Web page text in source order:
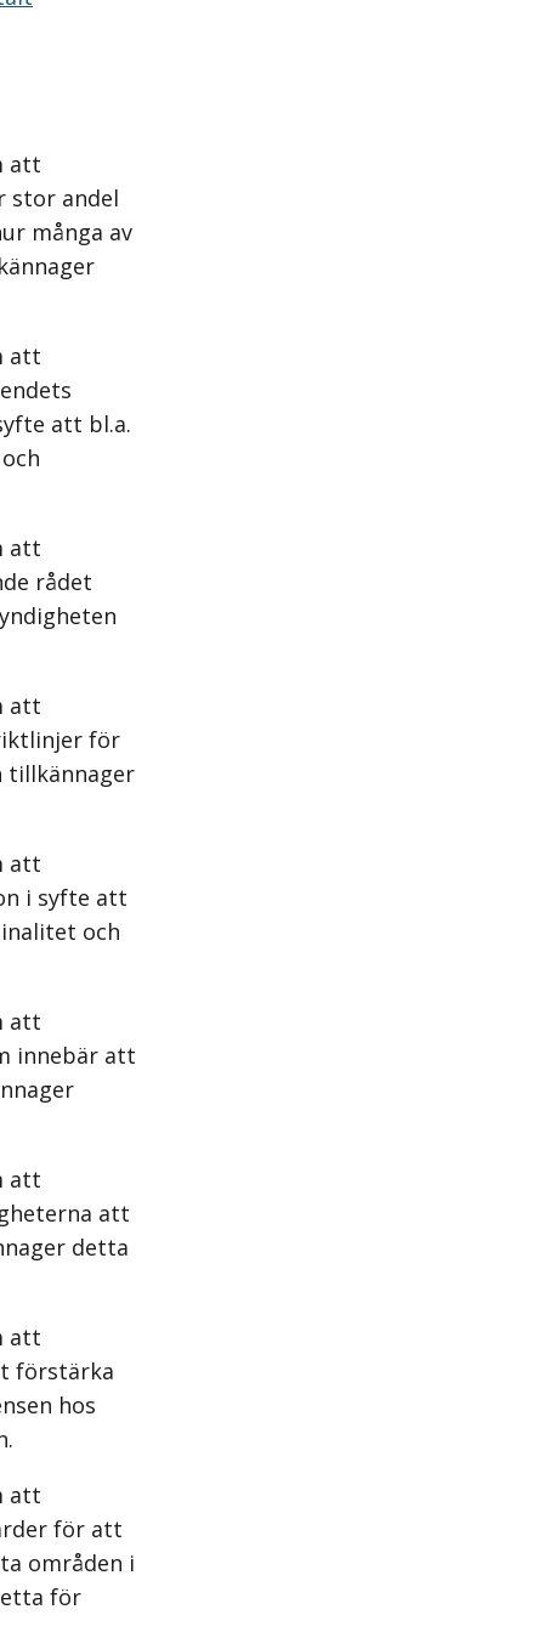
att
stor andel
många av
att
att bl.a.
att
rådet
att
för
att
i syfte att
och
att
innebär att
att
att
detta
att
förstärka
hos
att
för att
områden i
för